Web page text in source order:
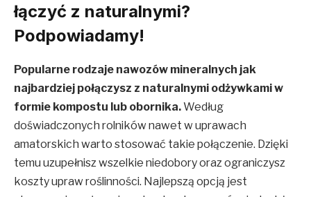
łączyć z naturalnymi?
Podpowiadamy!
Popularne rodzaje nawozów mineralnych jak
najbardziej połączysz z naturalnymi odżywkami w
formie kompostu lub obornika.Według
doświadczonych rolników nawet w uprawach
amatorskich warto stosować takie połączenie. Dzięki
temu uzupełnisz wszelkie niedobory oraz ograniczysz
koszty upraw roślinności. Najlepszą opcją jest